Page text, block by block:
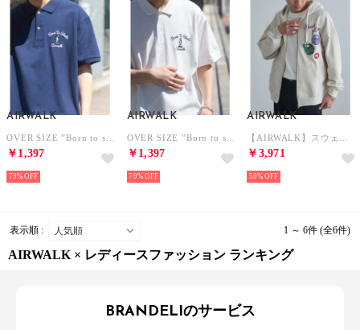
AIRWALK
￥1,397
79%
AIRWALK
￥1,397
79%
AIRWALK
￥3,971
59%
表示順 : 1 ～ 6件 (全6件)
AIRWALK × レディースファッション ランキング
BRANDELIのサービス